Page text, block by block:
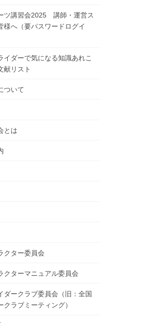
ツ講習会2025 講師・運営ス
様へ（要パスワードログイ
イダーで気になる知識あれこ
献リスト
ついて
とは
クター委員会
クターマニュアル委員会
ダークラブ委員会（旧：全国
クラブミーティング）